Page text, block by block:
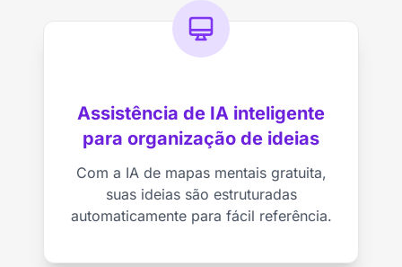
Assistência de IA inteligente
para organização de ideias
Com a IA de mapas mentais gratuita,
suas ideias são estruturadas
automaticamente para fácil referência.